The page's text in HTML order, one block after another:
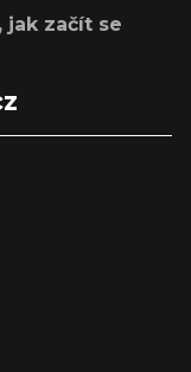
jak začít se